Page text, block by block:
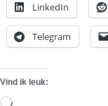
LinkedIn
Telegram
Vind ik leuk: